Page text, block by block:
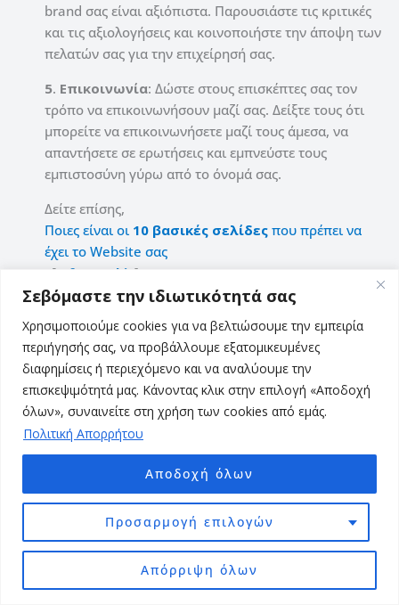
Σεβόμαστε την ιδιωτικότητά σας
Χρησιμοποιούμε cookies για να βελτιώσουμε την εμπειρία
περιήγησής σας, να προβάλλουμε εξατομικευμένες
διαφημίσεις ή περιεχόμενο και να αναλύουμε την
επισκεψιμότητά μας. Κάνοντας κλικ στην επιλογή «Αποδοχή
όλων», συναινείτε στη χρήση των cookies από εμάς.
Πολιτική Απορρήτου
Προσαρμογή επιλογών
Απόρριψη όλων
Αποδοχή όλων
brand σας είναι αξιόπιστα. Παρουσιάστε τις κριτικές
και τις αξιολογήσεις και κοινοποιήστε την άποψη των
πελατών σας για την επιχείρησή σας.
5. Επικοινωνία: Δώστε στους επισκέπτες σας τον
τρόπο να επικοινωνήσουν μαζί σας. Δείξτε τους ότι
μπορείτε να επικοινωνήσετε μαζί τους άμεσα, να
απαντήσετε σε ερωτήσεις και εμπνεύστε τους
εμπιστοσύνη γύρω από το όνομά σας.
Δείτε επίσης,
Ποιες είναι οι 10 βασικές σελίδες που πρέπει να
έχει το Website σας
; [ Infographic ]
Διαβάστε περισσότερα για τοContent Marketing
τη Δημιουργία μοναδικού περιεχομένου για την
διαδικτυακή σας επιχείρηση.
Όταν ξεκινάτε μια νέα ιστοσελίδα, το τελευταίο